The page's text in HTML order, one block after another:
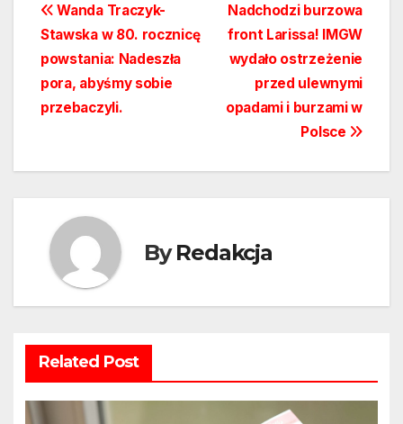
Nawigacja
wpisu
Nadchodzi burzowa
front Larissa! IMGW
wydało ostrzeżenie
przed ulewnymi
opadami i burzami w
Polsce
Wanda Traczyk-
Stawska w 80. rocznicę
powstania: Nadeszła
pora, abyśmy sobie
przebaczyli.
ByRedakcja
Related Post